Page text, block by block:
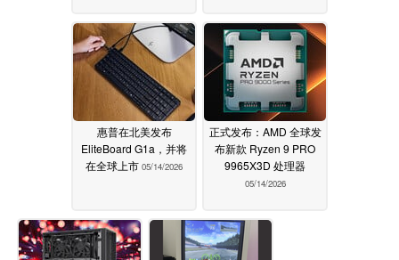
惠普在北美发布
EliteBoard G1a，并将
在全球上市 05/14/2026
正式发布：AMD 全球发
布新款 Ryzen 9 PRO
9965X3D 处理器
05/14/2026